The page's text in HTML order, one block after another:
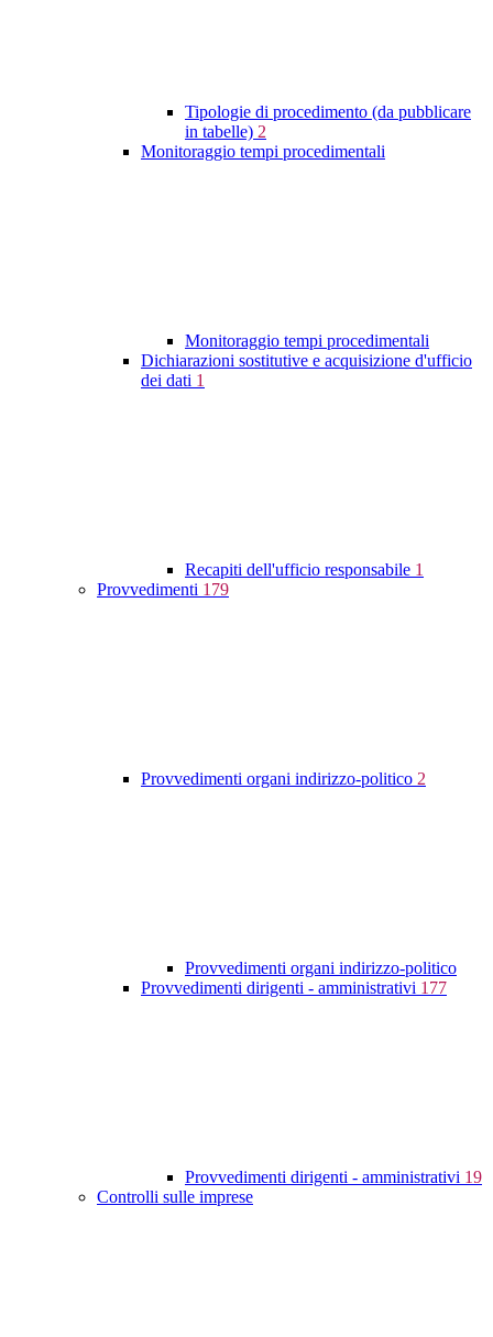
Tipologie di procedimento (da pubblicare
in tabelle) 2
Monitoraggio tempi procedimentali
Monitoraggio tempi procedimentali
Dichiarazioni sostitutive e acquisizione d'ufficio
dei dati 1
Recapiti dell'ufficio responsabile 1
Provvedimenti 179
Provvedimenti organi indirizzo-politico 2
Provvedimenti organi indirizzo-politico
Provvedimenti dirigenti - amministrativi 177
Provvedimenti dirigenti - amministrativi 19
Controlli sulle imprese